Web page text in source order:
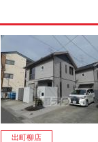
出町柳店